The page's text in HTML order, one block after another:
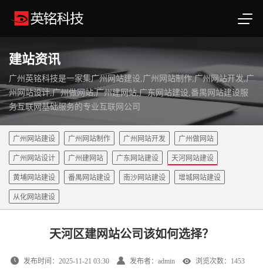
建站资讯
广州英铭科技是一家集广州网站建设,广州网站制作,广州网站开发,广
州网站设计,广州做网站,广州建网站,广东网站建设,番禺网站建设服
务互联网基础服务的专业互联网公司
广州网站建设 广州网站制作 广州网站开发 广州做网站
广州网站设计 广州建网站 广东网站建设 天河网站建设
黄埔网站建设 番禺网站建设 南沙网站建设 增城网站建设
从化网站建设
天河区建网站公司该如何选择？
发布时间：2025-11-21 03:30 发布者：admin 浏览次数：1453